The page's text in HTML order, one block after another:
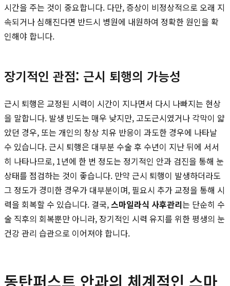
시간을 주는 것이 중요합니다. 다만, 증상이 비정상적으로 오래 지
속되거나 심해진다면 반드시 병원에 내원하여 정확한 원인을 확
인해야 합니다.
장기적인 관점: 근시 퇴행의 가능성
근시 퇴행은 교정된 시력이 시간이 지나면서 다시 나빠지는 현상
을 말합니다. 발생 빈도는 매우 낮지만, 고도근시였거나 각막이 얇
았던 경우, 또는 개인의 창상 치유 반응이 과도한 경우에 나타날
수 있습니다. 근시 퇴행은 대부분 수술 후 수년이 지난 뒤에 서서
히 나타나므로, 1년에 한 번 정도는 정기적인 안과 검진을 통해 눈
상태를 점검하는 것이 좋습니다. 만약 근시 퇴행이 발생하더라도
그 정도가 경미한 경우가 대부분이며, 필요시 추가 교정을 통해 시
력을 회복할 수 있습니다. 결국,스마일라식 사후관리는 단순히 수
술 직후의 회복뿐만 아니라, 장기적인 시력 유지를 위한 평생의 눈
건강 관리 습관으로 이어져야 합니다.
동탄퍼스트 안과의 체계적인 스마